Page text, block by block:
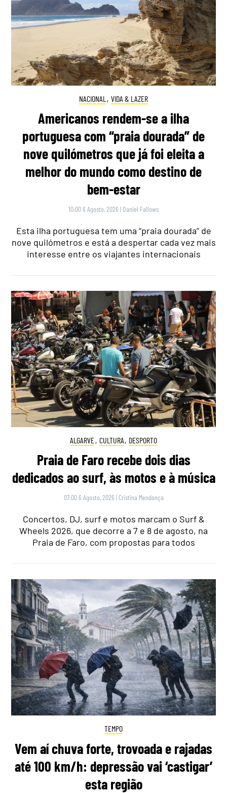
NACIONAL , VIDA & LAZER
Americanos rendem-se a ilha
portuguesa com “praia dourada” de
nove quilómetros que já foi eleita a
melhor do mundo como destino de
bem-estar
10:00 6 Agosto, 2026 | Daniel Fallows
Esta ilha portuguesa tem uma “praia dourada” de
nove quilómetros e está a despertar cada vez mais
interesse entre os viajantes internacionais
ALGARVE, CULTURA, DESPORTO
Praia de Faro recebe dois dias
dedicados ao surf, às motos e à música
07:00 6 Agosto, 2026 | Cristina Mendonça
Concertos, DJ, surf e motos marcam o Surf &
Wheels 2026, que decorre a 7 e 8 de agosto, na
Praia de Faro, com propostas para todos
TEMPO
Vem aí chuva forte, trovoada e rajadas
até 100 km/h: depressão vai ‘castigar’
esta região